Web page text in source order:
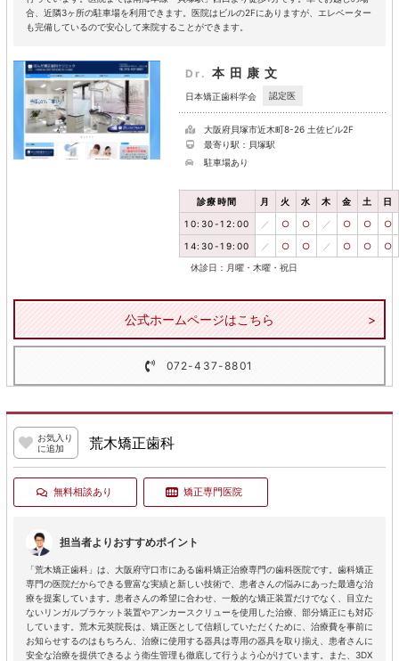
合、近隣3ヶ所の駐車場を利用できます。医院はビルの2Fにありますが、エレベーター
も完備しているので安心して来院することができます。
Dr. 本田康文
日本矯正歯科学会 認定医
大阪府貝塚市近木町8-26 土佐ビル2F
最寄り駅：貝塚駅
駐車場あり
診療時間 月 火 水 木 金 土 日
10:30-12:00 ／ ○ ○ ／ ○ ○ ○
14:30-19:00 ／ ○ ○ ／ ○ ○ ○
休診日：月曜・木曜・祝日
公式ホームページはこちら
072-437-8801
お気入り
に追加
荒木矯正歯科
無料相談あり 矯正専門医院
担当者よりおすすめポイント
「荒木矯正歯科」は、大阪府守口市にある歯科矯正治療専門の歯科医院です。歯科矯正
専門の医院だからできる豊富な実績と新しい技術で、患者さんの悩みにあった最適な治
療を提案しています。患者さんの希望に合わせ、一般的な矯正装置だけでなく、目立た
ないリンガルブラケット装置やアンカースクリューを使用した治療、部分矯正にも対応
しています。荒木元英院長は、矯正医として信頼していただくために、治療費を事前に
お知らせするのはもちろん、治療に使用する器具は専用の器具を取り揃え、患者さんに
安全な治療を提供できるよう衛生管理も徹底して行うよう心がけています。また、3DX